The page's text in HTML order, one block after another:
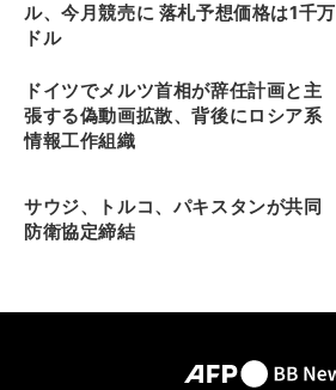
ル、今月競売に 落札予想価格は1千万
ドル
ドイツでメルツ首相が辞任計画と主
張する偽動画拡散、背後にロシア系
情報工作組織
サウジ、トルコ、パキスタンが共同
防衛協定締結